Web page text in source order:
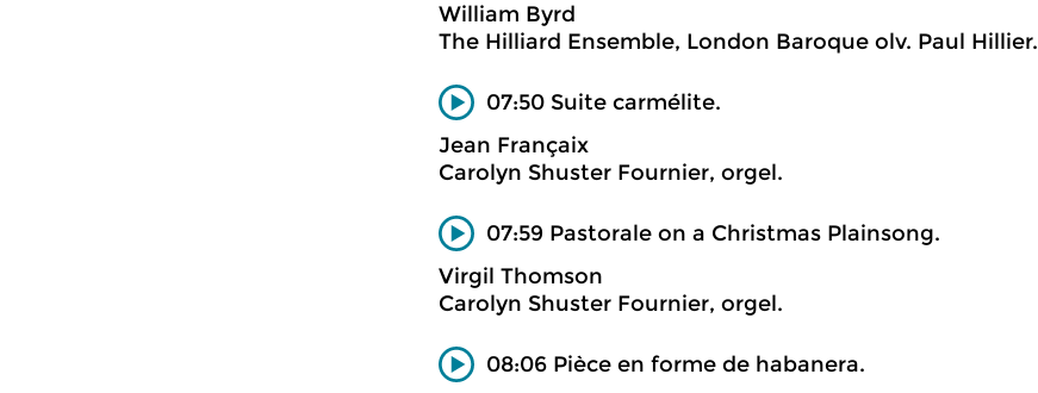
William Byrd
The Hilliard Ensemble, London Baroque olv. Paul Hillier.
07:50 Suite carmélite.
Jean Françaix
Carolyn Shuster Fournier, orgel.
07:59 Pastorale on a Christmas Plainsong.
Virgil Thomson
Carolyn Shuster Fournier, orgel.
08:06 Pièce en forme de habanera.